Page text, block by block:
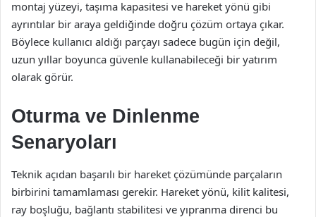
montaj yüzeyi, taşıma kapasitesi ve hareket yönü gibi
ayrıntılar bir araya geldiğinde doğru çözüm ortaya çıkar.
Böylece kullanıcı aldığı parçayı sadece bugün için değil,
uzun yıllar boyunca güvenle kullanabileceği bir yatırım
olarak görür.
Oturma ve Dinlenme
Senaryoları
Teknik açıdan başarılı bir hareket çözümünde parçaların
birbirini tamamlaması gerekir. Hareket yönü, kilit kalitesi,
ray boşluğu, bağlantı stabilitesi ve yıpranma direnci bu